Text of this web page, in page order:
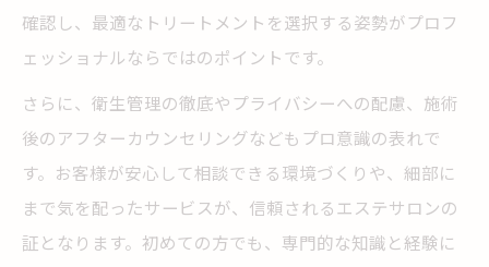
確認し、最適なトリートメントを選択する姿勢がプロフ
ェッショナルならではのポイントです。
さらに、衛生管理の徹底やプライバシーへの配慮、施術
後のアフターカウンセリングなどもプロ意識の表れで
す。お客様が安心して相談できる環境づくりや、細部に
まで気を配ったサービスが、信頼されるエステサロンの
証となります。初めての方でも、専門的な知識と経験に